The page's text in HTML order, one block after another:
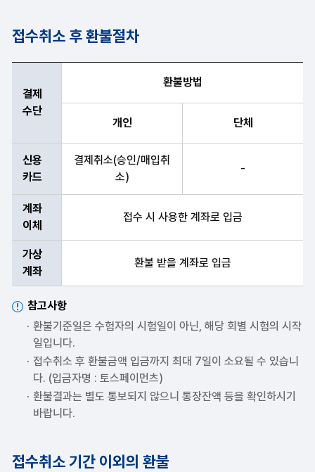
접수취소 후 환불절차
결제
수단
환불방법
개인 단체
신용
카드
결제취소(승인/매입취
소)
-
계좌
이체
접수 시 사용한 계좌로 입금
가상
계좌
환불 받을 계좌로 입금
참고사항
환불기준일은 수험자의 시험일이 아닌, 해당 회별 시험의 시작
일입니다.
접수취소 후 환불금액 입금까지 최대 7일이 소요될 수 있습니
다. (입금자명 : 토스페이먼츠)
환불결과는 별도 통보되지 않으니 통장잔액 등을 확인하시기
바랍니다.
접수취소 기간 이외의 환불